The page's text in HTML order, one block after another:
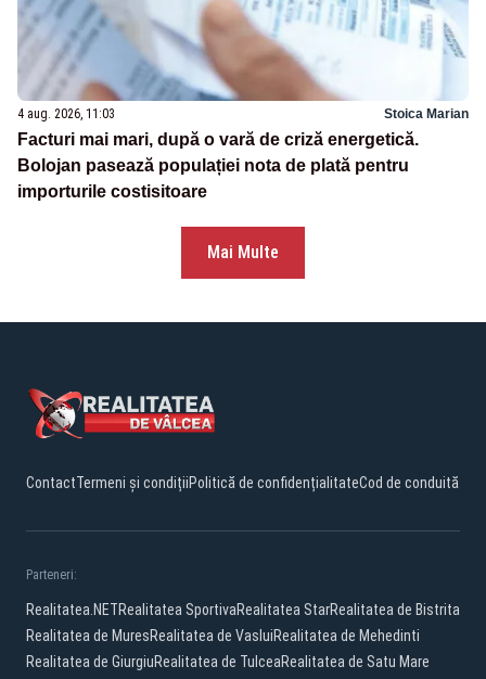
4 aug. 2026, 11:03 Stoica Marian
Facturi mai mari, după o vară de criză energetică.
Bolojan pasează populației nota de plată pentru
importurile costisitoare
Mai Multe
ContactTermeni și condițiiPolitică de confidențialitateCod de conduită
Parteneri:
Realitatea.NETRealitatea SportivaRealitatea StarRealitatea de Bistrita
Realitatea de MuresRealitatea de VasluiRealitatea de Mehedinti
Realitatea de GiurgiuRealitatea de TulceaRealitatea de Satu Mare